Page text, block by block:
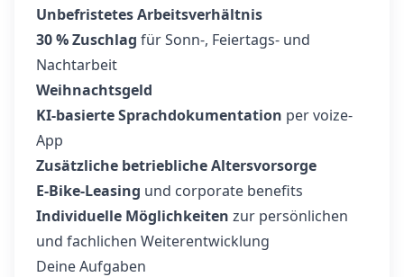
Unbefristetes Arbeitsverhältnis
30 % Zuschlag für Sonn-, Feiertags- und
Nachtarbeit
Weihnachtsgeld
KI-basierte Sprachdokumentation per voize-
App
Zusätzliche betriebliche Altersvorsorge
E-Bike-Leasing und corporate benefits
Individuelle Möglichkeiten zur persönlichen
und fachlichen Weiterentwicklung
Deine Aufgaben